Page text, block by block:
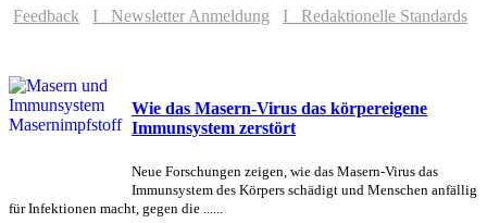
Feedback I Newsletter Anmeldung I Redaktionelle Standards
Wie das Masern-Virus das körpereigene
Immunsystem zerstört
Neue Forschungen zeigen, wie das Masern-Virus das
Immunsystem des Körpers schädigt und Menschen anfällig
für Infektionen macht, gegen die ......